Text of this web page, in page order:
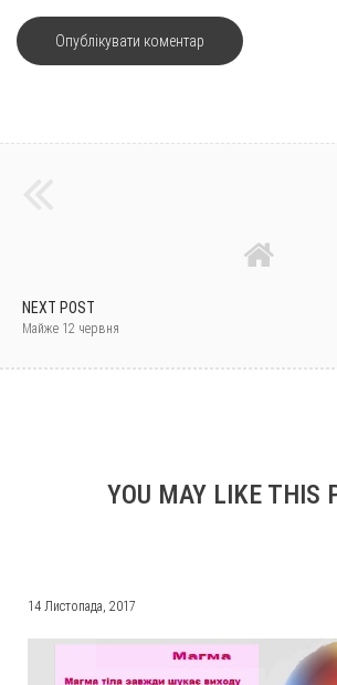
NEXT POST
Майже 12 червня
YOU MAY LIKE THIS
14 Листопада, 2017